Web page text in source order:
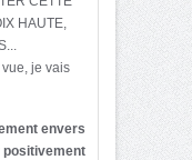
HAUTE,
je vais
envers